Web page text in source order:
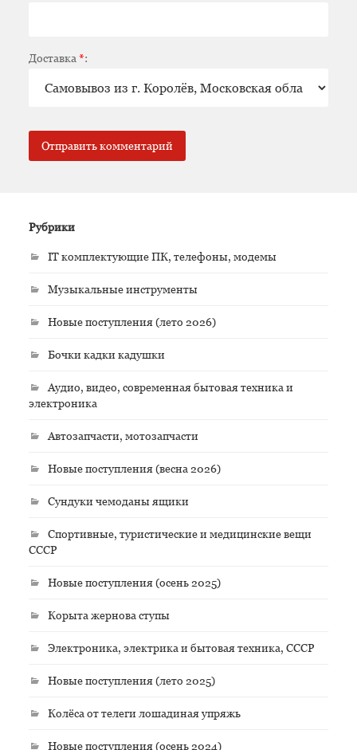
Доставка *:
Рубрики
IT комплектующие ПК, телефоны, модемы
Музыкальные инструменты
Новые поступления (лето 2026)
Бочки кадки кадушки
Аудио, видео, современная бытовая техника и
электроника
Автозапчасти, мотозапчасти
Новые поступления (весна 2026)
Сундуки чемоданы ящики
Спортивные, туристические и медицинские вещи
СССР
Новые поступления (осень 2025)
Корыта жернова ступы
Электроника, электрика и бытовая техника, СССР
Новые поступления (лето 2025)
Колёса от телеги лошадиная упряжь
Новые поступления (осень 2024)